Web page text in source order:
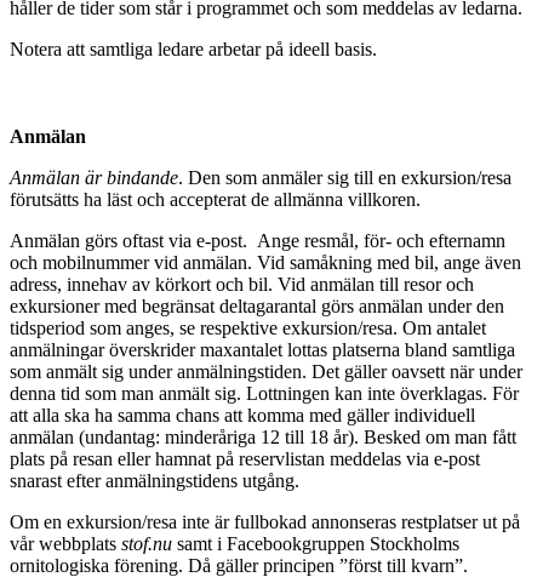
håller de tider som står i programmet och som meddelas av ledarna.
Notera att samtliga ledare arbetar på ideell basis.
Anmälan
Anmälan är bindande. Den som anmäler sig till en exkursion/resa
förutsätts ha läst och accepterat de allmänna villkoren.
Anmälan görs oftast via e-post. Ange resmål, för- och efternamn
och mobilnummer vid anmälan. Vid samåkning med bil, ange även
adress, innehav av körkort och bil. Vid anmälan till resor och
exkursioner med begränsat deltagarantal görs anmälan under den
tidsperiod som anges, se respektive exkursion/resa. Om antalet
anmälningar överskrider maxantalet lottas platserna bland samtliga
som anmält sig under anmälningstiden. Det gäller oavsett när under
denna tid som man anmält sig. Lottningen kan inte överklagas. För
att alla ska ha samma chans att komma med gäller individuell
anmälan (undantag: minderåriga 12 till 18 år). Besked om man fått
plats på resan eller hamnat på reservlistan meddelas via e-post
snarast efter anmälningstidens utgång.
Om en exkursion/resa inte är fullbokad annonseras restplatser ut på
vår webbplats stof.nu samt i Facebookgruppen Stockholms
ornitologiska förening. Då gäller principen ”först till kvarn”.